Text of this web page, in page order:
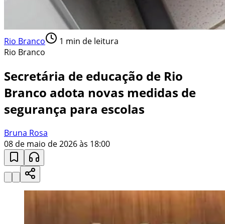
Rio Branco 1 min de leitura
Rio Branco
Secretária de educação de Rio
Branco adota novas medidas de
segurança para escolas
Bruna Rosa
08 de maio de 2026 às 18:00